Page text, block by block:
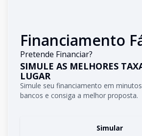
Financiamento
Pretende Financiar?
SIMULE AS MELHORES
LUGAR
Simule seu financiamento em
bancos e consiga a melhor proposta.
Simular